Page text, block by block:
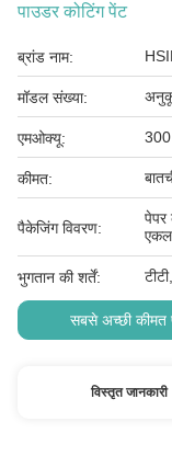
पाउडर कोटिंग पेंट
ब्रांड नाम:
मॉडल संख्या:
एमओक्यू: 300
कीमत:
पैकेजिंग विवरण:
पेपर
भुगतान की शर्तें:
सबसे अच्छी कीमत
विस्तृत जानकारी